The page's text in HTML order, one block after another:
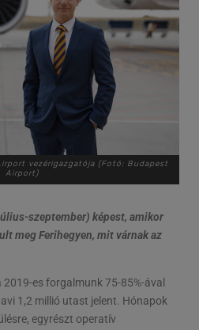
vezérigazgatója (Fotó: Budapest
Airport)
szeptember) képest, amikor
meg Ferihegyen, mit várnak az
es forgalmunk 75-85%-ával
1,2 millió utast jelent. Hónapok
egyrészt operatív